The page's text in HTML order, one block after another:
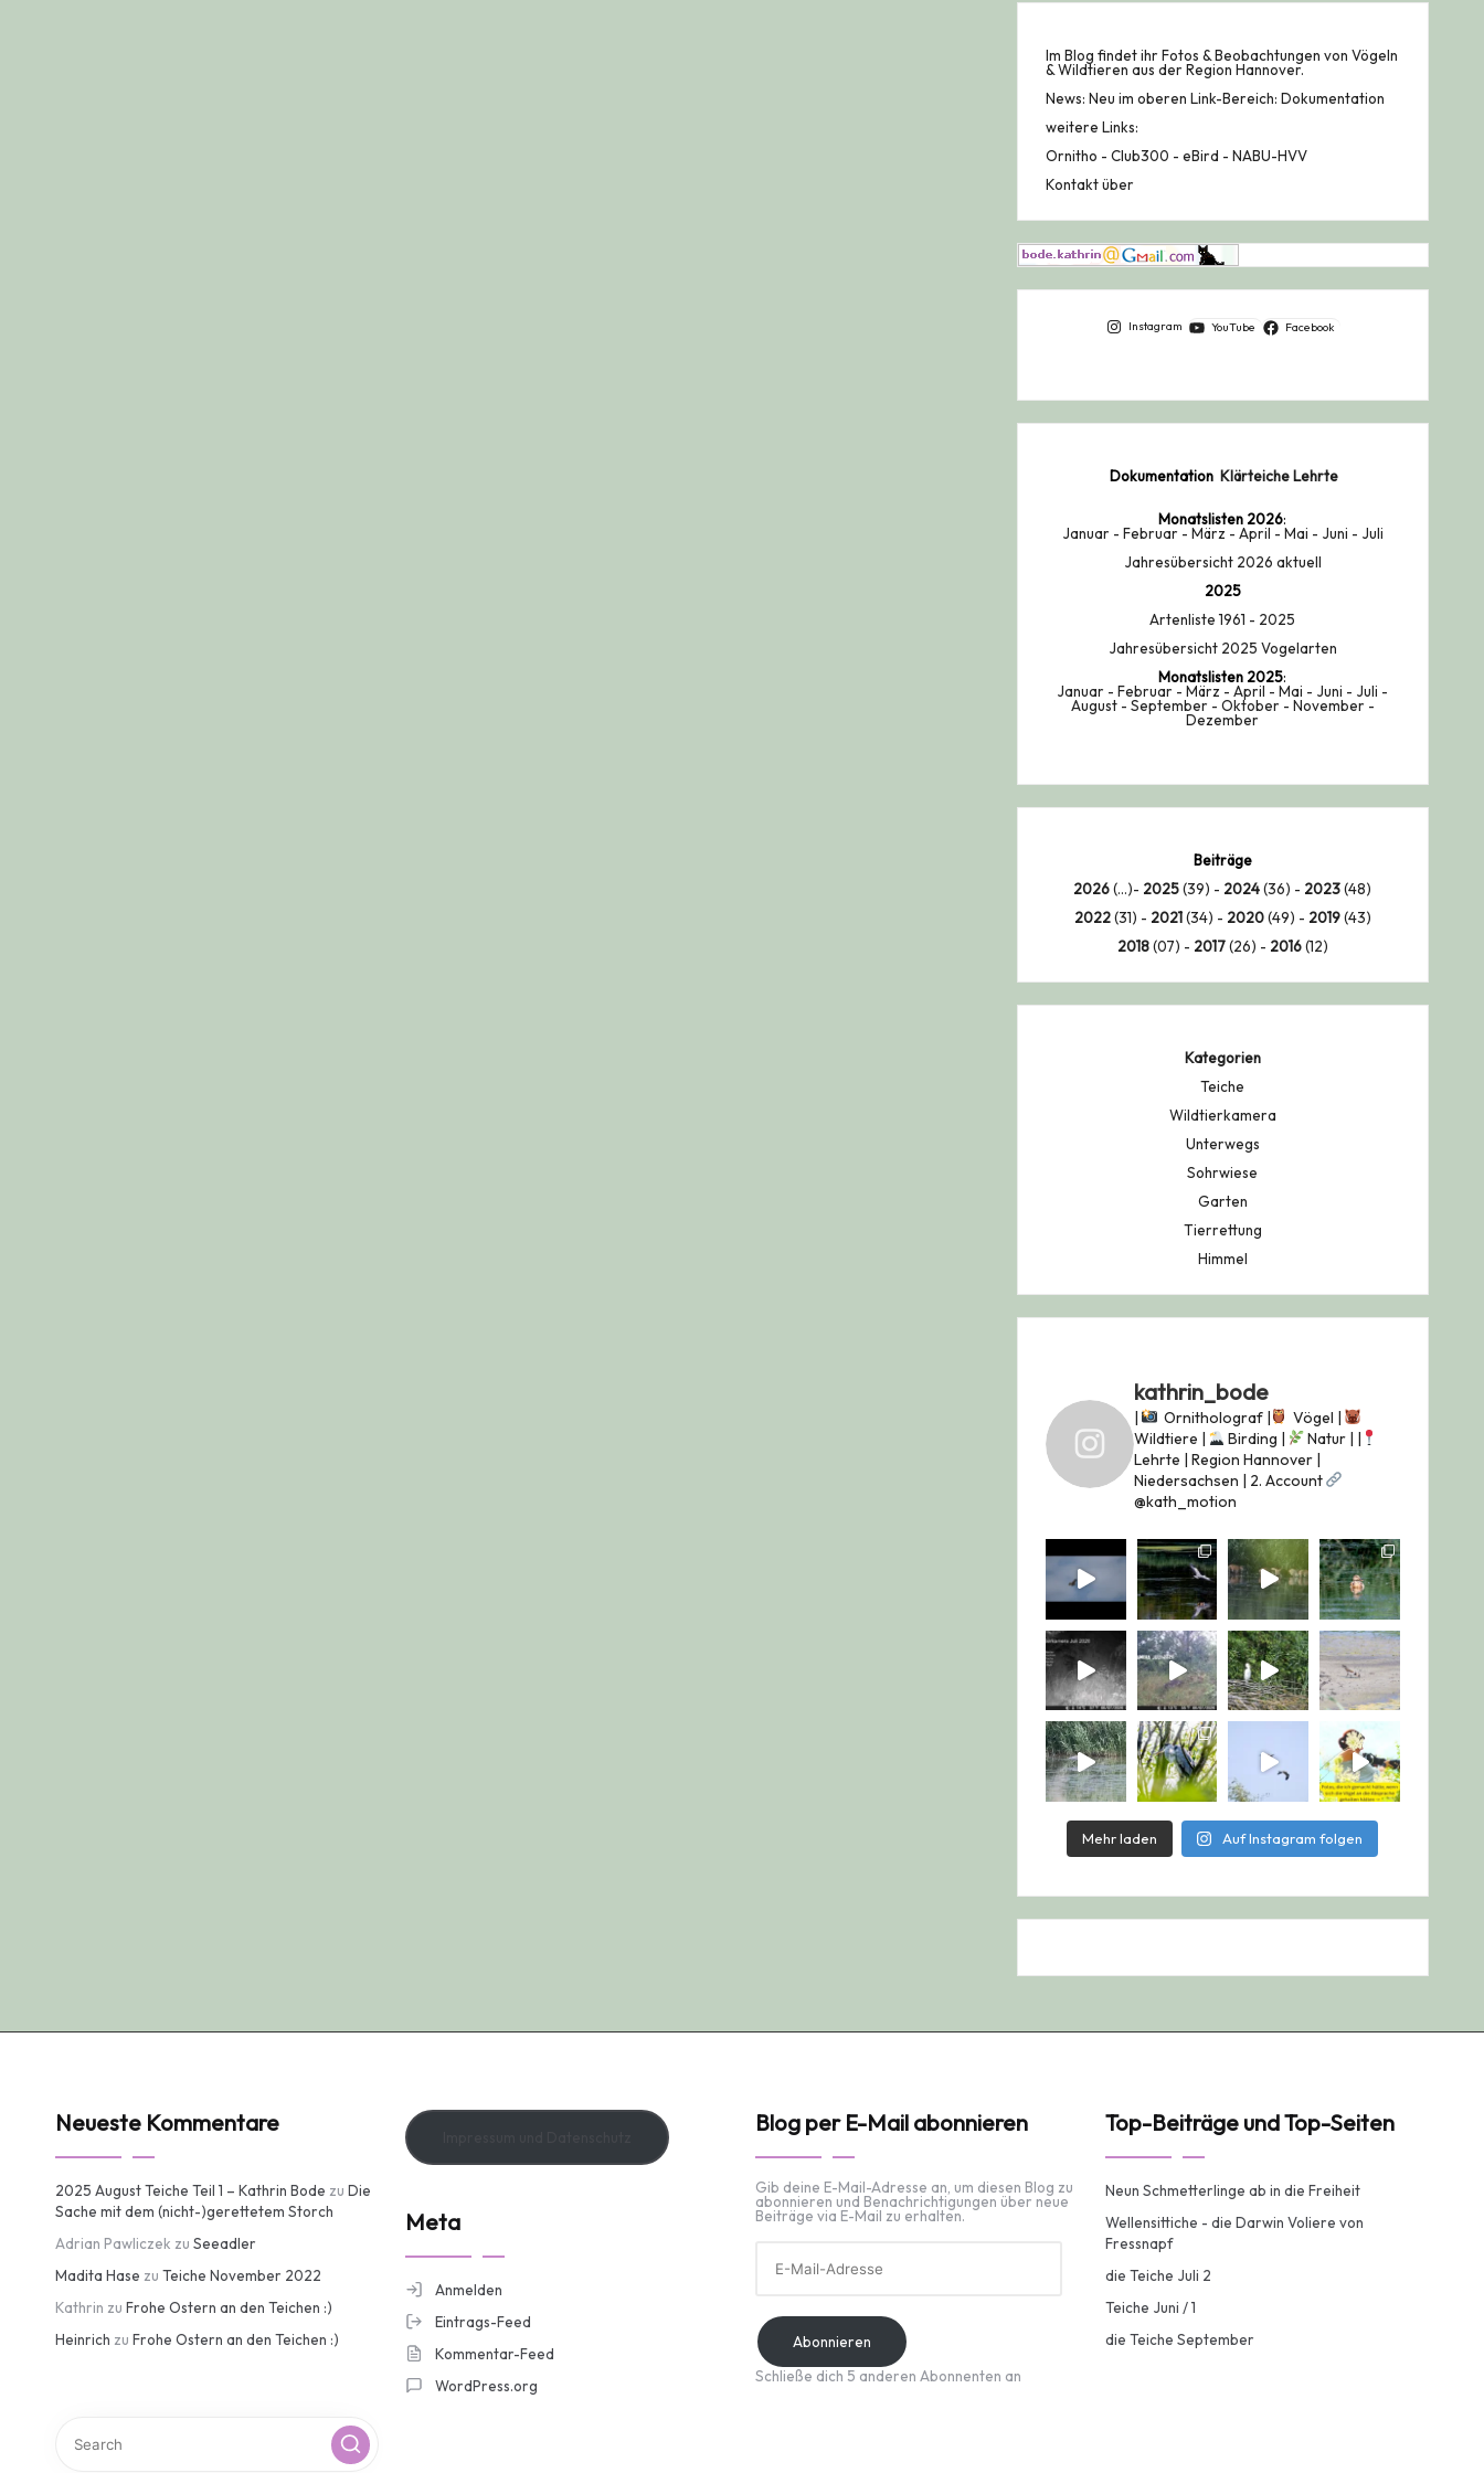
Im Blog findet ihr Fotos & Beobachtungen von Vögeln
& Wildtieren aus der Region Hannover.
News: Neu im oberen Link-Bereich: Dokumentation
weitere Links:
Ornitho - Club300 - eBird - NABU-HVV
Kontakt über
Instagram YouTube Facebook
Dokumentation Klärteiche Lehrte
Monatslisten 2026:
Januar - Februar - März - April - Mai - Juni - Juli
Jahresübersicht 2026 aktuell
2025
Artenliste 1961 - 2025
Jahresübersicht 2025 Vogelarten
Monatslisten 2025:
Januar -Februar -März -April -Mai - Juni - Juli -
August- September - Oktober - November -
Dezember
Beiträge
2026 (...)- 2025(39) - 2024(36) - 2023 (48)
2022(31) - 2021(34) - 2020(49) - 2019(43)
2018(07) - 2017(26) - 2016(12)
Kategorien
Teiche
Wildtierkamera
Unterwegs
Sohrwiese
Garten
Tierrettung
Himmel
kathrin_bode
| Ornitholograf |
Vögel |
Wildtiere |
Birding | Natur | |
Lehrte | Region Hannover |
Niedersachsen | 2. Account
@kath_motion
Mehr laden Auf Instagram folgen
Neueste Kommentare
2025 August Teiche Teil 1 – Kathrin Bode zu Die
Sache mit dem (nicht-)gerettetem Storch
Adrian Pawliczek zu Seeadler
Madita Hase zu Teiche November 2022
Kathrin zu Frohe Ostern an den Teichen :)
Heinrich zu Frohe Ostern an den Teichen :)
Meta
Anmelden
Eintrags-Feed
Kommentar-Feed
WordPress.org
Blog per E-Mail abonnieren
Gib deine E-Mail-Adresse an, um diesen Blog zu
abonnieren und Benachrichtigungen über neue
Beiträge via E-Mail zu erhalten.
Mail-
Adresse
Abonnieren
Schließe dich 5 anderen Abonnenten an
Top-Beiträge und Top-Seiten
Neun Schmetterlinge ab in die Freiheit
Wellensittiche - die Darwin Voliere von
Fressnapf
die Teiche Juli 2
Teiche Juni / 1
die Teiche September